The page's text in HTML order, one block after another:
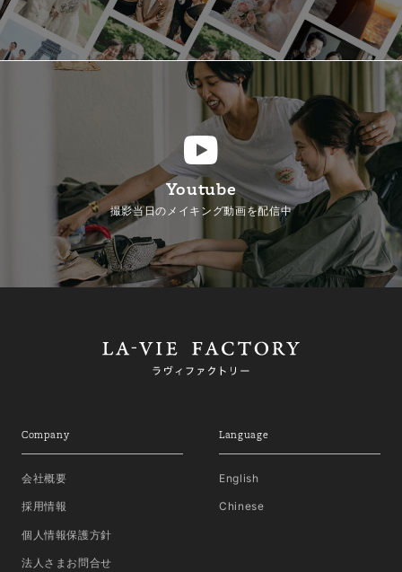
Youtube
撮影当日のメイキング動画を配信中
Company
会社概要
採用情報
個人情報保護方針
法人さまお問合せ
Language
English
Chinese